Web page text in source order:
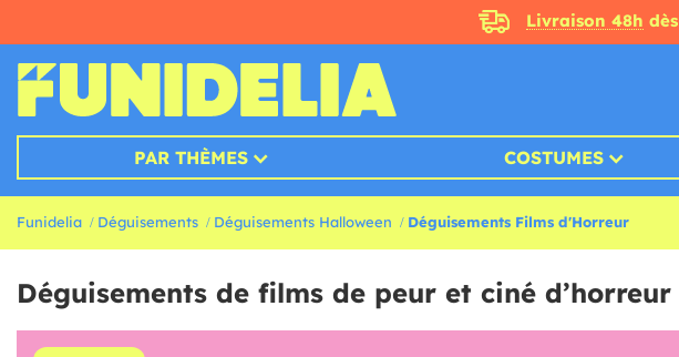
Livraison 48h dès
PAR THÈMES COSTUMES
Funidelia Déguisements Déguisements Halloween Déguisements Films d'Horreur
Déguisements de films de peur et ciné d’horreur